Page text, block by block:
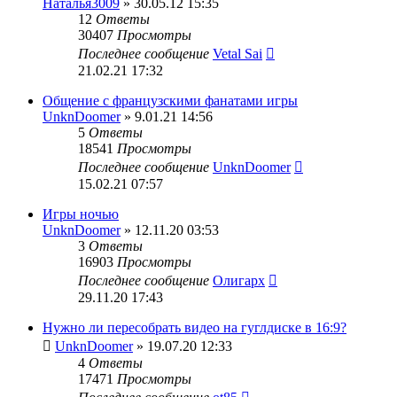
12 Ответы
30407 Просмотры
Последнее сообщение Vetal Sai
21.02.21 17:32
Общение с французскими фанатами игры
UnknDoomer» 9.01.21 14:56
5 Ответы
18541 Просмотры
Последнее сообщение UnknDoomer
15.02.21 07:57
Игры ночью
UnknDoomer» 12.11.20 03:53
3 Ответы
16903 Просмотры
Последнее сообщение Олигарх
29.11.20 17:43
Нужно ли пересобрать видео на гуглдиске в 16:9?
UnknDoomer» 19.07.20 12:33
4 Ответы
17471 Просмотры